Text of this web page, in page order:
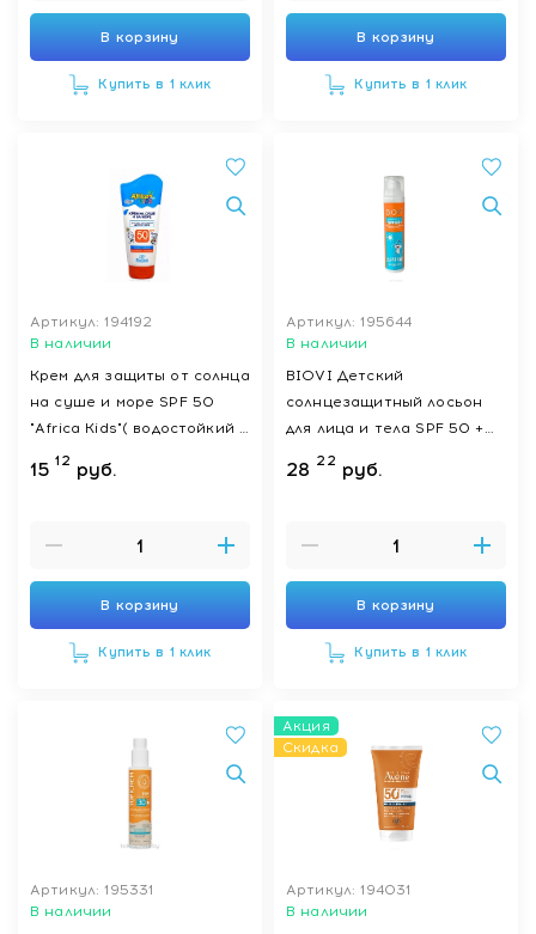
В корзину
Купить в 1 клик
В корзину
Купить в 1 клик
Артикул: 194192
В наличии
Крем для защиты от солнца
на суше и море SPF 50
"Africa Kids"( водостойкий ),
150 мл
15 12 руб.
В корзину
Купить в 1 клик
Артикул: 195644
В наличии
BIOVI Детский
солнцезащитный лосьон
для лица и тела SPF 50 +
"Дино Защита" 100 мл
28 22 руб.
В корзину
Купить в 1 клик
Артикул: 195331
В наличии
Акция
Скидка
Артикул: 194031
В наличии